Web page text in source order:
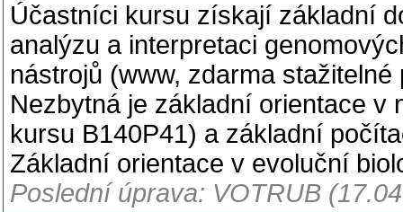
Účastníci kursu získají základní
analýzu a interpretaci
nástrojů (www, zdarma stažitelné
Nezbytná je základní orientace v
kursu B140P41) a základní
Základní orientace v evoluční
Poslední úprava: VOTRUB